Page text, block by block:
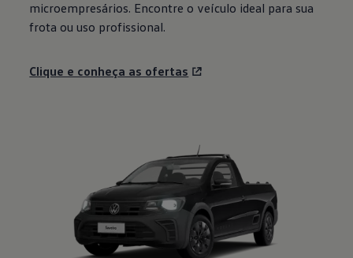
microempresários. Encontre o veículo ideal para sua
frota ou uso profissional.
Clique e conheça as ofertas